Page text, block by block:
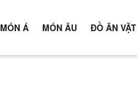
MÓN Á MÓN ÂU ĐỒ ĂN VẶT